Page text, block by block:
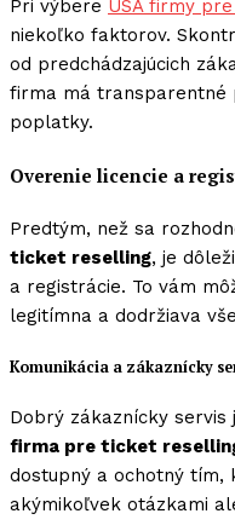
Pri výbere USA firmy
niekoľko faktorov.
od predchádzajúcich
firma má transparentné
poplatky.
Overenie licencie a
Predtým, než sa
ticket reselling, je
a registrácie. To vám
legitímna a dodržiava
Komunikácia a zákaznícky
Dobrý zákaznícky servis
firma pre ticket
dostupný a ochotný tím,
akýmikoľvek otázkami